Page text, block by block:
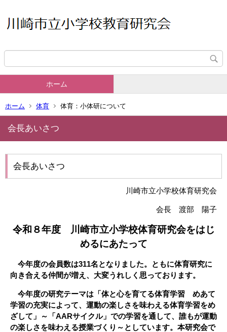
ホーム
ホーム 体育 体育：小体研について
会長あいさつ
会長あいさつ
川崎市立小学校体育研究会
会長 渡部 陽子
令和８年度 川崎市立小学校体育研究会をはじ
めるにあたって
今年度の会員数は311名となりました。ともに体育研究に
向き合える仲間が増え、大変うれしく思っております。
今年度の研究テーマは「体と心を育てる体育学習 めあて
学習の充実によって、運動の楽しさを味わえる体育学習をめ
ざして」～「AARサイクル」での学習を通して、誰もが運動
の楽しさを味わえる授業づくり～としています。本研究会で